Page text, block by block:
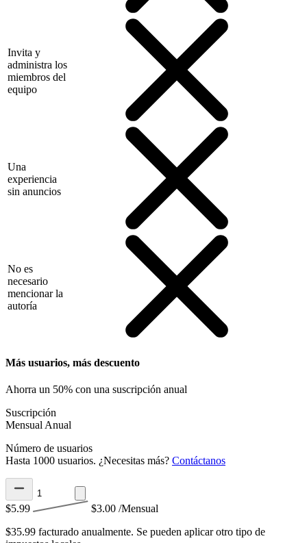
Invita y
administra los
miembros del
equipo
Una
experiencia
sin anuncios
No es
necesario
mencionar la
autoría
Más usuarios, más descuento
Ahorra un 50% con una suscripción anual
Suscripción
Mensual Anual
Número de usuarios
Hasta 1000 usuarios. ¿Necesitas más? Contáctanos
$5.99 $3.00 /Mensual
$35.99 facturado anualmente. Se pueden aplicar otro tipo de